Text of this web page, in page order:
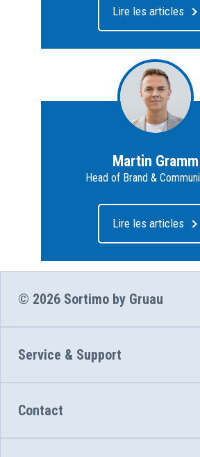
Lire les articles
Martin Gramm
Head of Brand &
Lire les articles
© 2026 Sortimo by Gruau
Service & Support
Contact